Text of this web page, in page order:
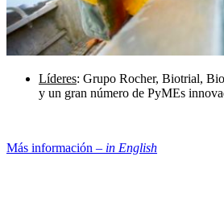
Líderes: Grupo Rocher, Biotrial,
y un gran número de PyMEs
Más información – in English